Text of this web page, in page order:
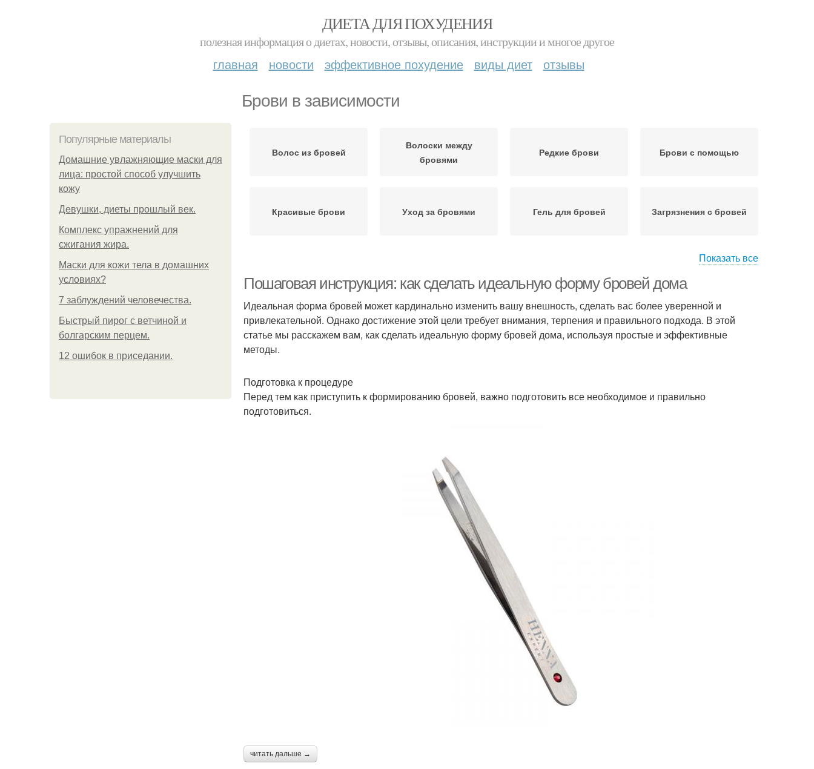
ДИЕТА ДЛЯ ПОХУДЕНИЯ
полезная информация о диетах, новости, отзывы, описания, инструкции и многое другое
главная новости эффективное похудение виды диет отзывы
Брови в зависимости
Популярные материалы
Домашние увлажняющие маски для
лица: простой способ улучшить
кожу
Девушки, диеты прошлый век.
Комплекс упражнений для
сжигания жира.
Маски для кожи тела в домашних
условиях?
7 заблуждений человечества.
Быстрый пирог с ветчиной и
болгарским перцем.
12 ошибок в приседании.
Волос из бровей
Волоски между
бровями
Редкие брови Брови с помощью
Красивые брови Уход за бровями Гель для бровей Загрязнения с бровей
Густые брови Трафареты для бровей Краски для бровей Идеальные брови
Щеточка для бровей Пудры для бровей
бровей
условиях
Продукт для бровей
Волос между бровями
Брови в тон
Витамины для густых
бровей
Масло для бровей
Показать все
Пошаговая инструкция: как сделать идеальную форму бровей дома
Идеальная форма бровей может кардинально изменить вашу внешность, сделать вас более уверенной и
привлекательной. Однако достижение этой цели требует внимания, терпения и правильного подхода. В этой
статье мы расскажем вам, как сделать идеальную форму бровей дома, используя простые и эффективные
методы.
Подготовка к процедуре
Перед тем как приступить к формированию бровей, важно подготовить все необходимое и правильно
подготовиться.
читать дальше →